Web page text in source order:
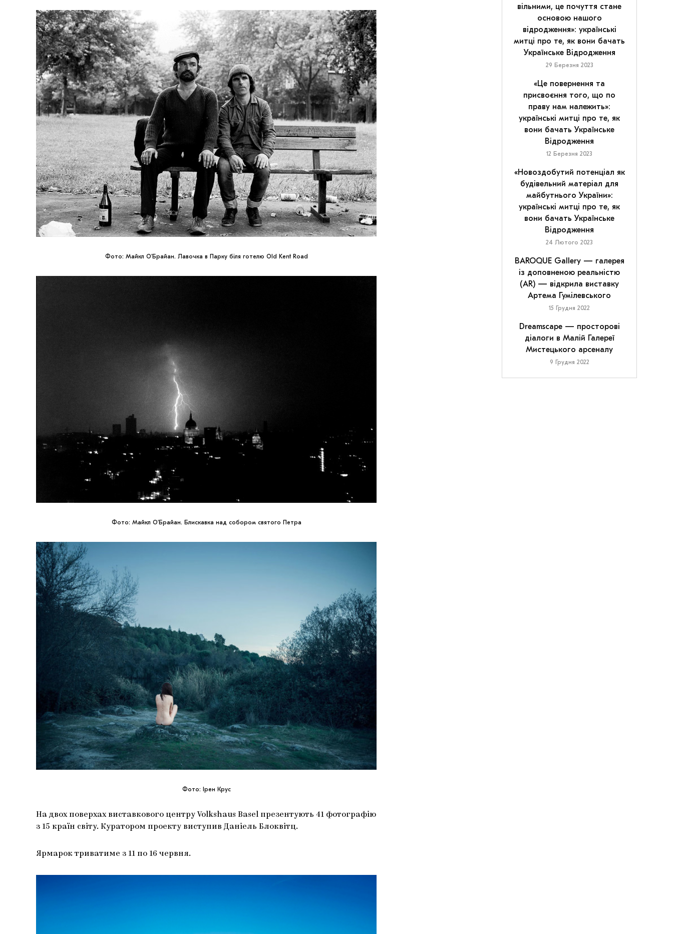
Фото: Майкл О’Брайан. Лавочка в Парку біля готелю Old Kent Road
Фото: Майкл О’Брайан. Блискавка над собором святого Петра
Фото: Ірен Крус
На двох поверхах виставкового центру Volkshaus Basel презентують 41 фотографію
з 15 країн світу. Куратором проекту виступив Даніель Блоквітц.
Ярмарок триватиме з 11 по 16 червня.
вільними, це почуття стане
основою нашого
відродження»: українські
митці про те, як вони бачать
Українське Відродження
29 Березня 2023
«Це повернення та
присвоєння того, що по
праву нам належить»:
українські митці про те, як
вони бачать Українське
Відродження
12 Березня 2023
«Новоздобутий потенціал як
будівельний матеріал для
майбутнього України»:
українські митці про те, як
вони бачать Українське
Відродження
24 Лютого 2023
BAROQUE Gallery — галерея
із доповненою реальністю
(AR) — відкрила виставку
Артема Гумілевського
15 Грудня 2022
Dreamscape — просторові
діалоги в Малій Галереї
Мистецького арсеналу
9 Грудня 2022